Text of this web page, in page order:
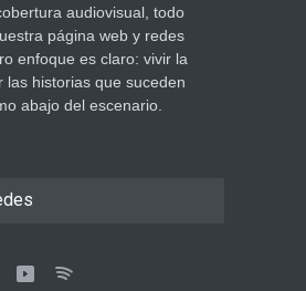
audiovisual, todo
página web y redes
enfoque es claro: vivir la
las historias que suceden
abajo del escenario.